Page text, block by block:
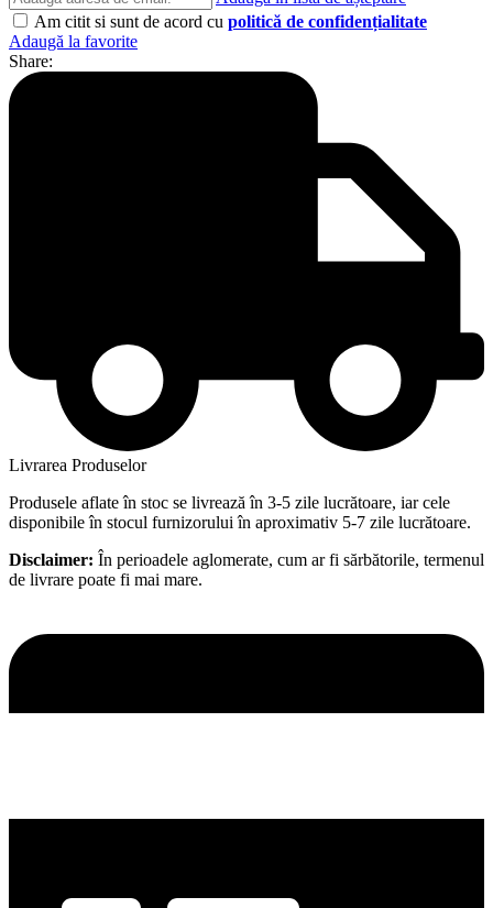
Am citit si sunt de acord cu politică de confidențialitate
Adaugă la favorite
Share:
Livrarea Produselor
Produsele aflate în stoc se livrează în 3-5 zile lucrătoare, iar cele
disponibile în stocul furnizorului în aproximativ 5-7 zile lucrătoare.
Disclaimer: În perioadele aglomerate, cum ar fi sărbătorile, termenul
de livrare poate fi mai mare.